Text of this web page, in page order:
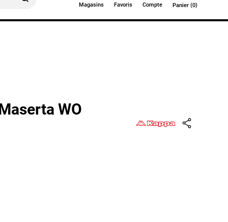
Magasins Favoris Compte Panier (0)
WO